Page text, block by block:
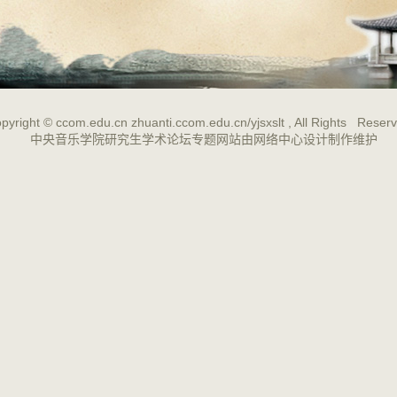
© ccom.edu.cn zhuanti.ccom.edu.cn/yjsxslt , All Rights
中央音乐学院研究生学术论坛专题网站由网络中心设计制作维护